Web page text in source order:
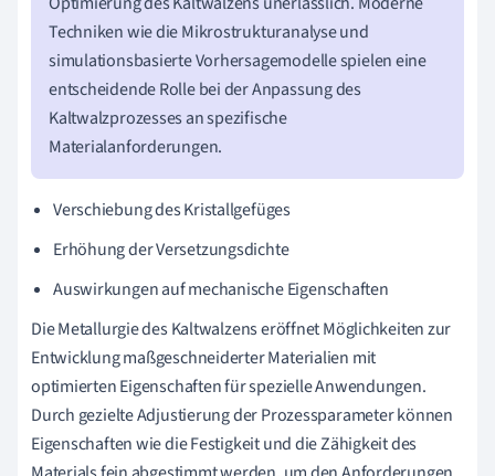
Techniken wie die Mikrostrukturanalyse und
simulationsbasierte Vorhersagemodelle spielen eine
entscheidende Rolle bei der Anpassung des
Kaltwalzprozesses an spezifische
Materialanforderungen.
Verschiebung des Kristallgefüges
Erhöhung der Versetzungsdichte
Auswirkungen auf mechanische Eigenschaften
Die Metallurgie des Kaltwalzens eröffnet Möglichkeiten zur
Entwicklung maßgeschneiderter Materialien mit
optimierten Eigenschaften für spezielle Anwendungen.
Durch gezielte Adjustierung der Prozessparameter können
Eigenschaften wie die Festigkeit und die Zähigkeit des